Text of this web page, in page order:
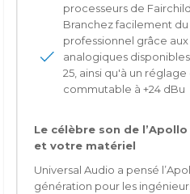
processeurs de
Branchez facilement
professionnel grâce
analogiques
25, ainsi qu'à un
commutable à +24 dBu
Le célèbre son de
et votre matériel
Universal Audio a pensé
génération pour les